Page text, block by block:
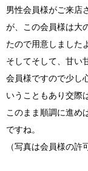
男性会員様がご来店
が、この会員様は大
たので用意しました
そしてそして、甘い
会員様ですので少し
いうこともあり交際
このまま順調に進め
ですね。
（写真は会員様の許